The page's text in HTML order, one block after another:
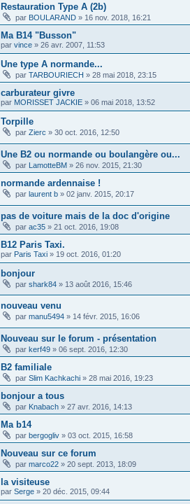
Restauration Type A (2b)
par BOULARAND » 16 nov. 2018, 16:21
Ma B14 "Busson"
par vince » 26 avr. 2007, 11:53
Une type A normande...
par TARBOURIECH » 28 mai 2018, 23:15
carburateur givre
par MORISSET JACKIE » 06 mai 2018, 13:52
Torpille
par Zierc » 30 oct. 2016, 12:50
Une B2 ou normande ou boulangère ou...
par LamotteBM » 26 nov. 2015, 21:30
normande ardennaise !
par laurent b » 02 janv. 2015, 20:17
pas de voiture mais de la doc d'origine
par ac35 » 21 oct. 2016, 19:08
B12 Paris Taxi.
par Paris Taxi » 19 oct. 2016, 01:20
bonjour
par shark84 » 13 août 2016, 15:46
nouveau venu
par manu5494 » 14 févr. 2015, 16:06
Nouveau sur le forum - présentation
par kerf49 » 06 sept. 2016, 12:30
B2 familiale
par Slim Kachkachi » 28 mai 2016, 19:23
bonjour a tous
par Knabach » 27 avr. 2016, 14:13
Ma b14
par bergogliv » 03 oct. 2015, 16:58
Nouveau sur ce forum
par marco22 » 20 sept. 2013, 18:09
la visiteuse
par Serge » 20 déc. 2015, 09:44